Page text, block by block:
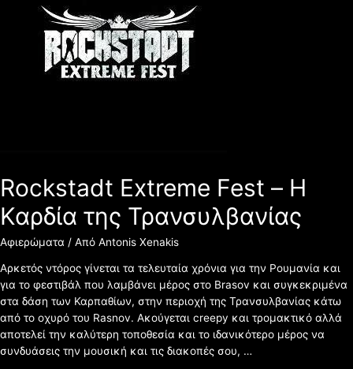
Rockstadt Extreme Fest – Η
Καρδία της Τρανσυλβανίας
Αφιερώματα / Από Antonis Xenakis
Αρκετός ντόρος γίνεται τα τελευταία χρόνια για την Ρουμανία και
για το φεστιβάλ που λαμβάνει μέρος στο Brasov και συγκεκριμένα
στα δάση των Καρπαθίων, στην περιοχή της Τρανσυλβανίας κάτω
από το οχυρό του Rasnov. Ακούγεται creepy και τρομακτικό αλλά
αποτελεί την καλύτερη τοποθεσία και το ιδανικότερο μέρος να
συνδυάσεις την μουσική και τις διακοπές σου, …
Τρανσυλβανίας